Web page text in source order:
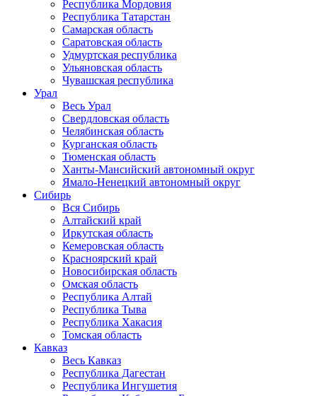
Республика Мордовия
Республика Татарстан
Самарская область
Саратовская область
Удмуртская республика
Ульяновская область
Чувашская республика
Урал
Весь Урал
Свердловская область
Челябинская область
Курганская область
Тюменская область
Ханты-Мансийский автономный округ
Ямало-Ненецкий автономный округ
Сибирь
Вся Сибирь
Алтайский край
Иркутская область
Кемеровская область
Красноярский край
Новосибирская область
Омская область
Республика Алтай
Республика Тыва
Республика Хакасия
Томская область
Кавказ
Весь Кавказ
Республика Дагестан
Республика Ингушетия